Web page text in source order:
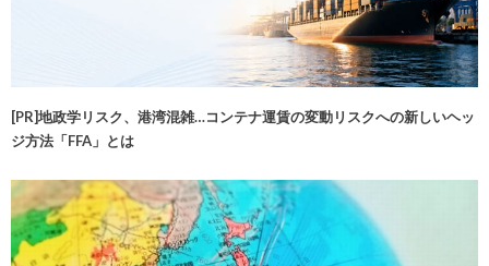
[PR]地政学リスク、港湾混雑…コンテナ運賃の変動リスクへの新しいヘッ
ジ方法「FFA」とは